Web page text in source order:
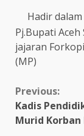
Hadir
Pj.Bupati
jajaran
(MP)
Continue
Reading
Previous:
Kadis
Murid